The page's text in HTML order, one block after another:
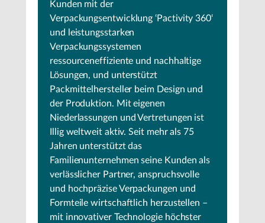
Kunden mit der
Verpackungsentwicklung ‘Pactivity 360‘
und leistungsstarken
Verpackungssystemen
ressourceneffiziente und nachhaltige
Lösungen, und unterstützt
Packmittelhersteller beim Design und
der Produktion. Mit eigenen
Niederlassungen und Vertretungen ist
Illig weltweit aktiv. Seit mehr als 75
Jahren unterstützt das
Familienunternehmen seine Kunden als
verlässlicher Partner, anspruchsvolle
und hochpräzise Verpackungen und
Formteile wirtschaftlich herzustellen –
mit innovativer Technologie höchster